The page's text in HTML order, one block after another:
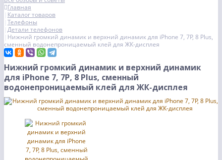
Главная
Каталог товаров
Телефоны
Детали телефонов
Нижний громкий динамик и верхний динамик для iPhone 7, 7P, 8 Plus,
сменный водонепроницаемый клей для ЖК-дисплея
Нижний громкий динамик и верхний динамик
для iPhone 7, 7P, 8 Plus, сменный
водонепроницаемый клей для ЖК-дисплея